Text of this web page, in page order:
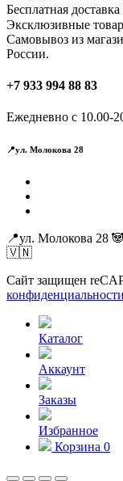
Бесплатная
Эксклюзивные
Самовывоз из
России.
+7 933 994 88 83
Ежедневно с 10.00-
📍ул. Молокова 28
📍ул. Молокова
🇻🇳
Сайт защищен
конфиденциальности
Каталог
Аккаунт
Заказы
Избранное
Корзина 0